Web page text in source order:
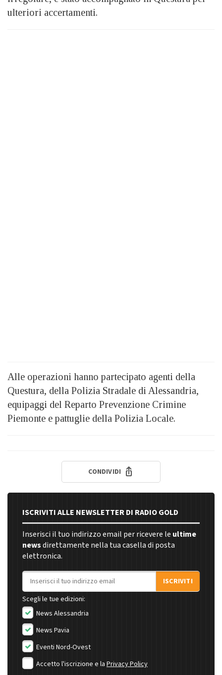
ulteriori accertamenti.
Alle operazioni hanno partecipato agenti della
Questura, della Polizia Stradale di Alessandria,
equipaggi del Reparto Prevenzione Crimine
Piemonte e pattuglie della Polizia Locale.
CONDIVIDI
ISCRIVITI ALLE NEWSLETTER DI RADIO GOLD
Inserisci il tuo indirizzo email per ricevere le ultime
newsdirettamente nella tua casella di posta
elettronica.
Indirizzo email
ISCRIVITI
Scegli le tue edizioni:
News Alessandria
News Pavia
Eventi Nord-Ovest
Accetto l'iscrizione e la Privacy Policy